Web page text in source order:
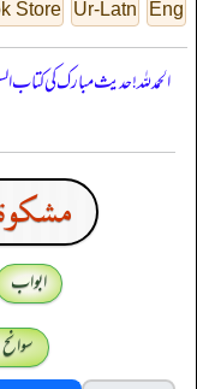
Eng
Ur-Latn
Store
الحمدللہ! حدیث مبارک کی
ابواب